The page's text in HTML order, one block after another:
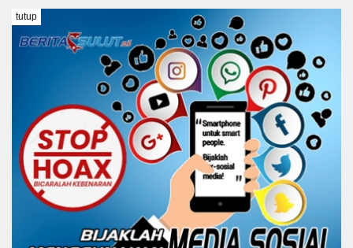
TENTANG KAMI REDAKSI
DISCLAIMER
PEDOMAN MEDIA SIBER
KODE ETIK
Copyright @ 2021 BERITA SULUT #BeritaTanpaBatas
tutup